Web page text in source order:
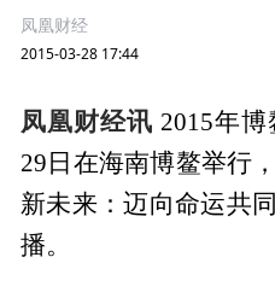
凤凰财经
2015-03-28 17:44
凤凰财经讯 2015年
29日在海南博鳌举行
新未来：迈向命运共
播。